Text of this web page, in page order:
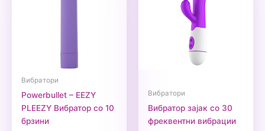
Вибратори
Powerbullet – EEZY
PLEEZY Вибратор со 10
брзини
Вибратори
Вибратор зајак со 30
фреквентни вибрации